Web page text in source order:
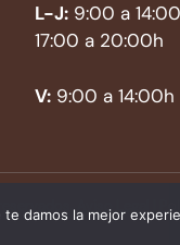
L-J: 9:00 a
17:00 a 20:00h
V: 9:00 a 14:00h
Aviso Legal
te damos la mejor